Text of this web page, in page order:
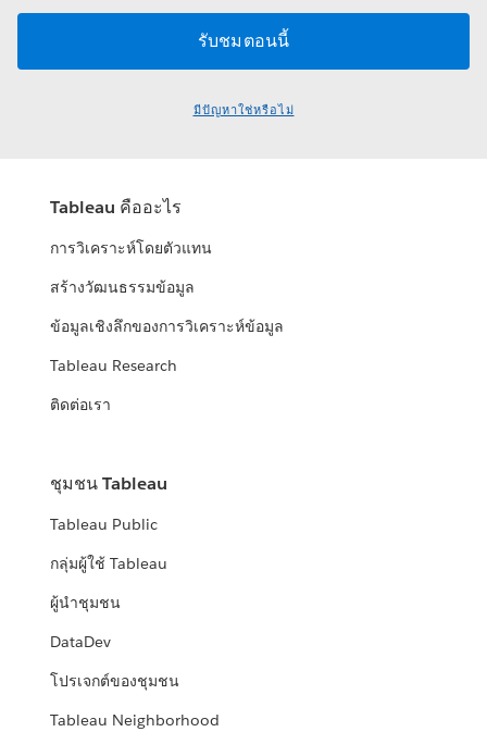
มีปัญหาใช่หรือไม่
Tableau คืออะไร
การวิเคราะห์โดยตัวแทน
สร้างวัฒนธรรมข้อมูล
ข้อมูลเชิงลึกของการวิเคราะห์ข้อมูล
Tableau Research
ติดต่อเรา
ชุมชน Tableau
Tableau Public
กลุ่มผู้ใช้ Tableau
ผู้นำชุมชน
DataDev
โปรเจกต์ของชุมชน
Tableau Neighborhood